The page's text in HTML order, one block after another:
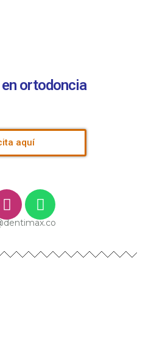
ortodoncia
aquí